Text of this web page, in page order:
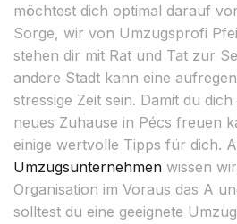
möchtest dich optimal darauf
Sorge, wir von Umzugsprofi
stehen dir mit Rat und Tat zur
andere Stadt kann eine
stressige Zeit sein. Damit du
neues Zuhause in Pécs freuen
einige wertvolle Tipps für dich.
Umzugsunternehmen wissen
Organisation im Voraus das A
solltest du eine geeignete